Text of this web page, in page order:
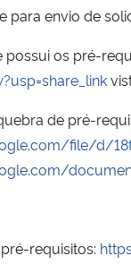
para envio de
possui os pré-
de pré-
file/d/
requisitos: